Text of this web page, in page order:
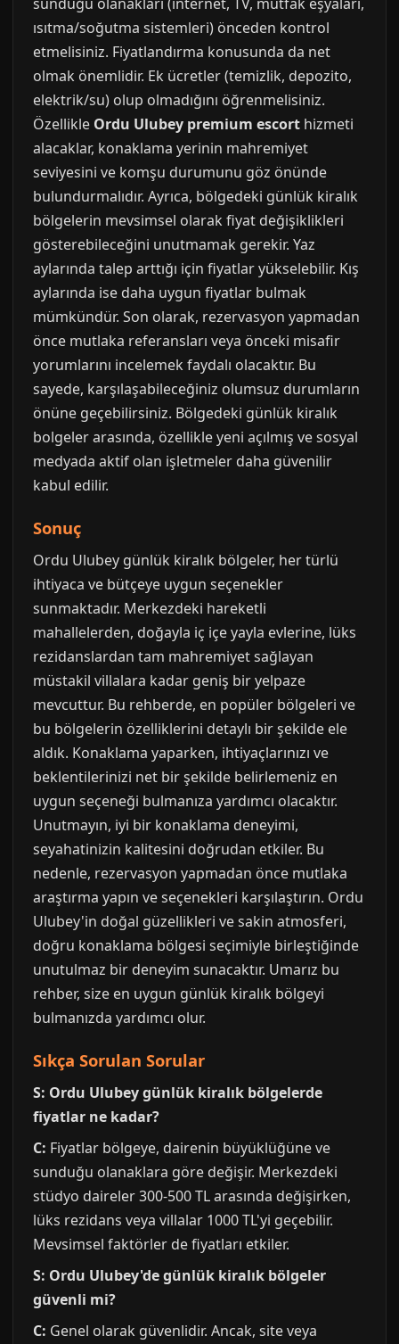
ısıtma/soğutma sistemleri) önceden kontrol
etmelisiniz. Fiyatlandırma konusunda da net
olmak önemlidir. Ek ücretler (temizlik, depozito,
elektrik/su) olup olmadığını öğrenmelisiniz.
Özellikle Ordu Ulubey premium escort hizmeti
alacaklar, konaklama yerinin mahremiyet
seviyesini ve komşu durumunu göz önünde
bulundurmalıdır. Ayrıca, bölgedeki günlük kiralık
bölgelerin mevsimsel olarak fiyat değişiklikleri
gösterebileceğini unutmamak gerekir. Yaz
aylarında talep arttığı için fiyatlar yükselebilir. Kış
aylarında ise daha uygun fiyatlar bulmak
mümkündür. Son olarak, rezervasyon yapmadan
önce mutlaka referansları veya önceki misafir
yorumlarını incelemek faydalı olacaktır. Bu
sayede, karşılaşabileceğiniz olumsuz durumların
önüne geçebilirsiniz. Bölgedeki günlük kiralık
bolgeler arasında, özellikle yeni açılmış ve sosyal
medyada aktif olan işletmeler daha güvenilir
kabul edilir.
Sonuç
Ordu Ulubey günlük kiralık bölgeler, her türlü
ihtiyaca ve bütçeye uygun seçenekler
sunmaktadır. Merkezdeki hareketli
mahallelerden, doğayla iç içe yayla evlerine, lüks
rezidanslardan tam mahremiyet sağlayan
müstakil villalara kadar geniş bir yelpaze
mevcuttur. Bu rehberde, en popüler bölgeleri ve
bu bölgelerin özelliklerini detaylı bir şekilde ele
aldık. Konaklama yaparken, ihtiyaçlarınızı ve
beklentilerinizi net bir şekilde belirlemeniz en
uygun seçeneği bulmanıza yardımcı olacaktır.
Unutmayın, iyi bir konaklama deneyimi,
seyahatinizin kalitesini doğrudan etkiler. Bu
nedenle, rezervasyon yapmadan önce mutlaka
araştırma yapın ve seçenekleri karşılaştırın. Ordu
Ulubey'in doğal güzellikleri ve sakin atmosferi,
doğru konaklama bölgesi seçimiyle birleştiğinde
unutulmaz bir deneyim sunacaktır. Umarız bu
rehber, size en uygun günlük kiralık bölgeyi
bulmanızda yardımcı olur.
Sıkça Sorulan Sorular
S: Ordu Ulubey günlük kiralık bölgelerde
fiyatlar ne kadar?
C: Fiyatlar bölgeye, dairenin büyüklüğüne ve
sunduğu olanaklara göre değişir. Merkezdeki
stüdyo daireler 300-500 TL arasında değişirken,
lüks rezidans veya villalar 1000 TL'yi geçebilir.
Mevsimsel faktörler de fiyatları etkiler.
S: Ordu Ulubey'de günlük kiralık bölgeler
güvenli mi?
C: Genel olarak güvenlidir. Ancak, site veya